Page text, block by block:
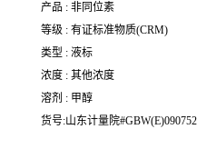
产品 : 非同位素
等级 : 有证标准物质(CRM)
类型 : 液标
浓度 : 其他浓度
溶剂 : 甲醇
货号:山东计量院